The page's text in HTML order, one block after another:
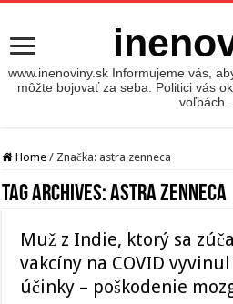
www.inenoviny.sk Informujeme vás,
môžte bojovať za seba. Politici vás
voľbách.
Home / Značka: astra zenneca
Tag Archives:astra zenneca
Muž z Indie, ktorý sa
vakcíny na COVID
účinky – poškodenie